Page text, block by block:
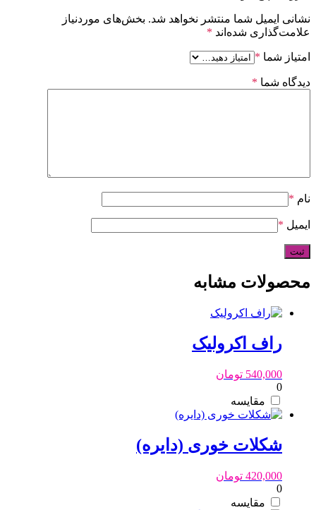
نشانی ایمیل شما منتشر نخواهد شد. بخش‌های موردنیاز
علامت‌گذاری شده‌اند *
امتیاز شما *
دیدگاه شما *
نام *
ایمیل *
محصولات مشابه
راف اکرولیک
540,000 تومان
0
مقایسه
شکلات خوری (دایره)
420,000 تومان
0
مقایسه